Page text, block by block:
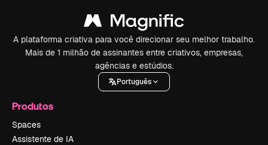
A plataforma criativa para você direcionar seu melhor trabalho.
Mais de 1 milhão de assinantes entre criativos, empresas,
agências e estúdios.
Português
Produtos
Spaces
Assistente de IA